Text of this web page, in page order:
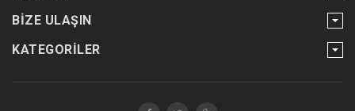
BIZE ULAŞIN
KATEGORILER